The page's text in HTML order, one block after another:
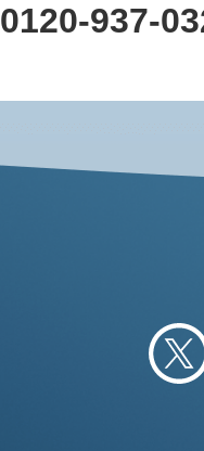
0120-937-